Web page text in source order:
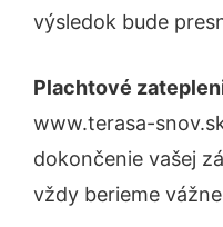
výsledok bude
Plachtové
www.terasa-
dokončenie vašej
vždy berieme